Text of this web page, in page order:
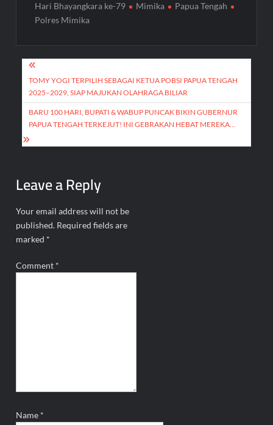
Hari Bhayangkara ke-79
Mimika
Papua Tengah
Polres Mimika
Post
navigation
TOMY YOGI TERPILIH SEBAGAI KETUA POBSI PAPUA TENGAH
2025–2029, SIAP MAJUKAN OLAHRAGA BILIAR
BARU 100 HARI, BUPATI & WABUP PUNCAK BIKIN GUBERNUR
PAPUA TENGAH TERKEJUT! INI GEBRAKAN HEBAT MEREKA…
Leave a Reply
Your email address will not be
published. Required fields are
marked *
Comment *
Name *